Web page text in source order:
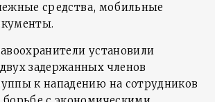
средства, мобильные
установили
задержанных членов
к нападению на сотрудников